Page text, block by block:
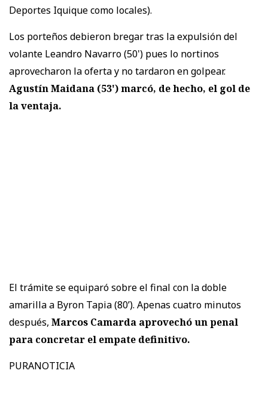
Deportes Iquique como locales).
Los porteños debieron bregar tras la expulsión del
volante Leandro Navarro (50') pues lo nortinos
aprovecharon la oferta y no tardaron en golpear.
Agustín Maidana (53') marcó, de hecho, el gol de
la ventaja.
El trámite se equiparó sobre el final con la doble
amarilla a Byron Tapia (80’). Apenas cuatro minutos
después, Marcos Camarda aprovechó un penal
para concretar el empate definitivo.
PURANOTICIA